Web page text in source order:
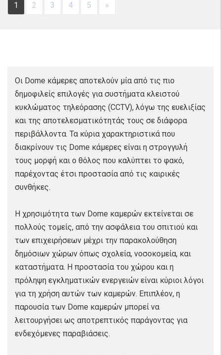
1 2 3 4 5 »
Οι Dome κάμερες αποτελούν μία από τις πιο
δημοφιλείς επιλογές για συστήματα κλειστού
κυκλώματος τηλεόρασης (CCTV), λόγω της ευελιξίας
και της αποτελεσματικότητάς τους σε διάφορα
περιβάλλοντα. Τα κύρια χαρακτηριστικά που
διακρίνουν τις Dome κάμερες είναι η στρογγυλή
τους μορφή και ο θόλος που καλύπτει το φακό,
παρέχοντας έτσι προστασία από τις καιρικές
συνθήκες.
Η χρησιμότητα των Dome καμερών εκτείνεται σε
πολλούς τομείς, από την ασφάλεια του σπιτιού και
των επιχειρήσεων μέχρι την παρακολούθηση
δημόσιων χώρων όπως σχολεία, νοσοκομεία, και
καταστήματα. Η προστασία του χώρου και η
πρόληψη εγκληματικών ενεργειών είναι κύριοι λόγοι
για τη χρήση αυτών των καμερών. Επιπλέον, η
παρουσία των Dome καμερών μπορεί να
λειτουργήσει ως αποτρεπτικός παράγοντας για
ενδεχόμενες παραβιάσεις.